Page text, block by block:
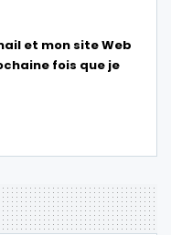
et mon site Web
fois que je